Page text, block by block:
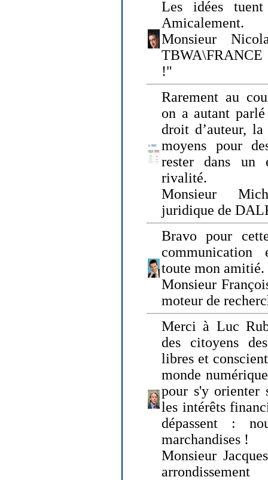
Les idées
Amicalement.
Monsieur
TBWA\FRANCE
!"
Rarement au
on a autant
droit d’auteur,
moyens pour
rester dans un
rivalité.
Monsieur
juridique de
Bravo pour
communication
toute mon amitié.
Monsieur
moteur de
Merci à Luc
des citoyens
libres et
monde
pour s'y orienter
les intérêts
dépassent :
marchandises !
Monsieur
arrondissement